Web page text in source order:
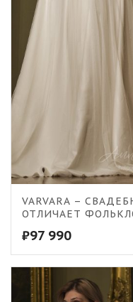
VARVARA –
ОТЛИЧАЕТ
₽97 990